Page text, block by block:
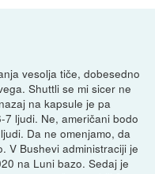
vesolja tiče, dobesedno
Shuttli se mi sicer ne
na kapsule je pa
ljudi. Ne, američani bodo
Da ne omenjamo, da
V Bushevi administraciji je
na Luni bazo. Sedaj je